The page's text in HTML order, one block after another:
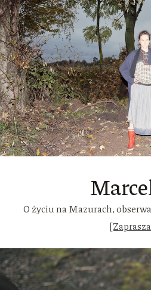
O życiu na Mazurach,